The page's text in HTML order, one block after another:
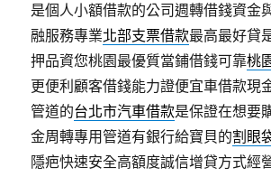
是個人小額借款的公司週轉借錢資金
融服務專業北部支票借款最高最好貸
押品資您桃園最優質當鋪借錢可靠桃
更便利顧客借錢能力證便宜車借款現
管道的台北市汽車借款是保證在想要
金周轉專用管道有銀行給寶貝的割眼
隱疤快速安全高額度誠信增貸方式經